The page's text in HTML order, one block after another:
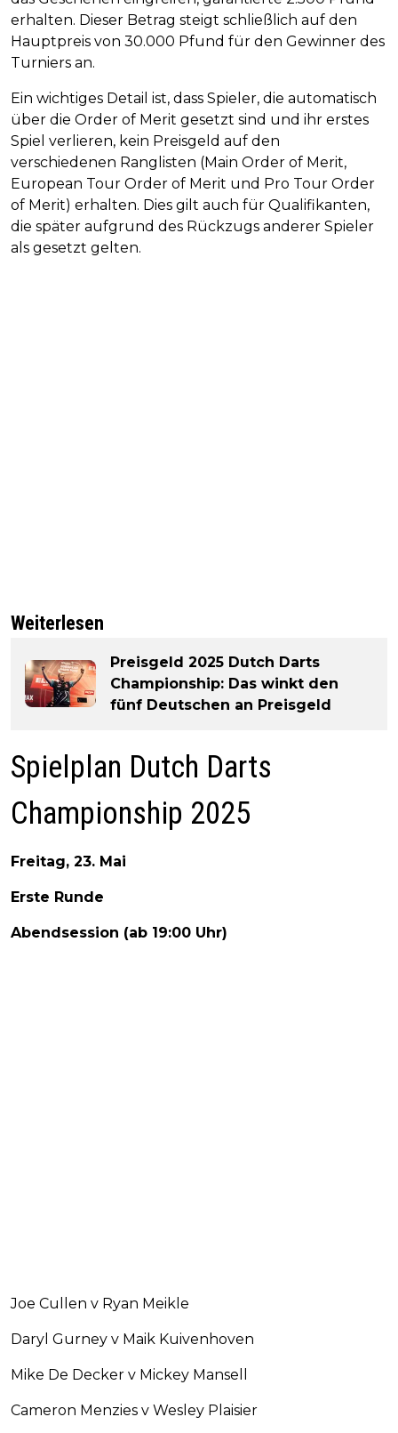
erhalten. Dieser Betrag steigt schließlich auf den
Hauptpreis von 30.000 Pfund für den Gewinner des
Turniers an.
Ein wichtiges Detail ist, dass Spieler, die automatisch
über die Order of Merit gesetzt sind und ihr erstes
Spiel verlieren, kein Preisgeld auf den
verschiedenen Ranglisten (Main Order of Merit,
European Tour Order of Merit und Pro Tour Order
of Merit) erhalten. Dies gilt auch für Qualifikanten,
die später aufgrund des Rückzugs anderer Spieler
als gesetzt gelten.
Weiterlesen
Preisgeld 2025 Dutch Darts
Championship: Das winkt den
fünf Deutschen an Preisgeld
Spielplan Dutch Darts
Championship 2025
Freitag, 23. Mai
Erste Runde
Abendsession (ab 19:00 Uhr)
Joe Cullen v Ryan Meikle
Daryl Gurney v Maik Kuivenhoven
Mike De Decker v Mickey Mansell
Cameron Menzies v Wesley Plaisier